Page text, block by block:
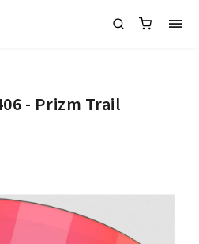
- Prizm Trail